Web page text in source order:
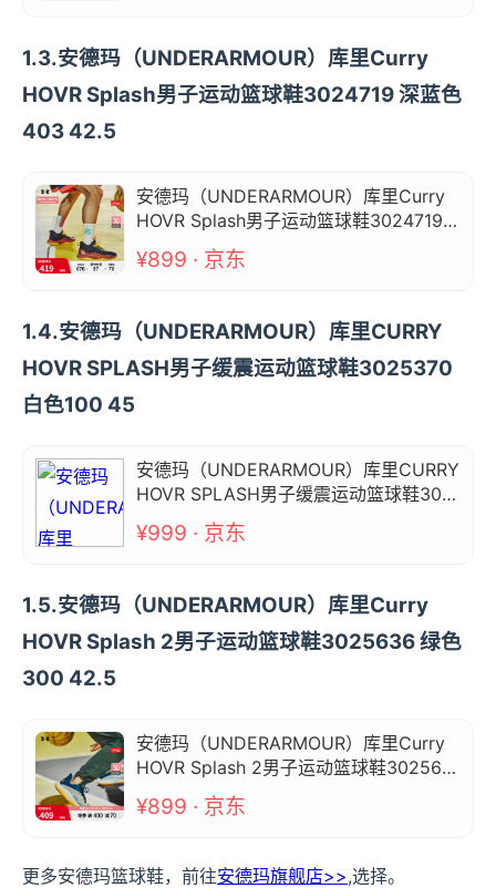
1.3.安德玛（UNDERARMOUR）库里Curry
HOVR Splash男子运动篮球鞋3024719 深蓝色
403 42.5
安德玛（UNDERARMOUR）库里Curry
HOVR Splash男子运动篮球鞋3024719
深蓝色403 42.5
¥899 · 京东
1.4.安德玛（UNDERARMOUR）库里CURRY
HOVR SPLASH男子缓震运动篮球鞋3025370
白色100 45
安德玛（UNDERARMOUR）库里CURRY
HOVR SPLASH男子缓震运动篮球鞋302
5370 白色100 45
¥999 · 京东
1.5.安德玛（UNDERARMOUR）库里Curry
HOVR Splash 2男子运动篮球鞋3025636 绿色
300 42.5
安德玛（UNDERARMOUR）库里Curry
HOVR Splash 2男子运动篮球鞋302563
6 绿色300 42.5
¥899 · 京东
更多安德玛篮球鞋，前往安德玛旗舰店>>,选择。